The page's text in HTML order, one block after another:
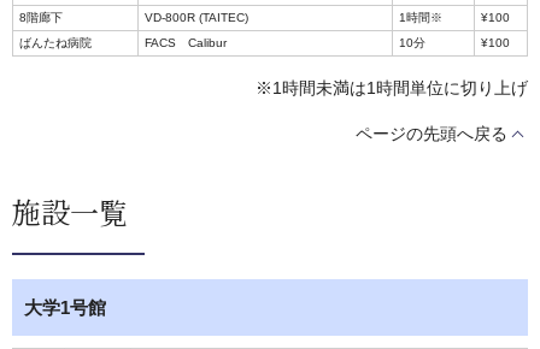
8階廊下 VD-800R (TAITEC) 1時間※
¥100
ばんたね病院
FACS Calibur 10分 ¥100
※1時間未満は1時間単位に切り上げ
ページの先頭へ戻る
施設一覧
大学1号館